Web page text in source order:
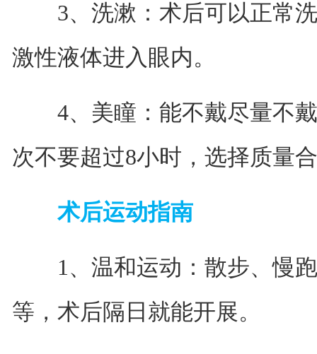
3、洗漱：术后可以正常洗
激性液体进入眼内。
4、美瞳：能不戴尽量不戴
次不要超过8小时，选择质量
术后运动指南
1、温和运动：散步、慢跑
等，术后隔日就能开展。